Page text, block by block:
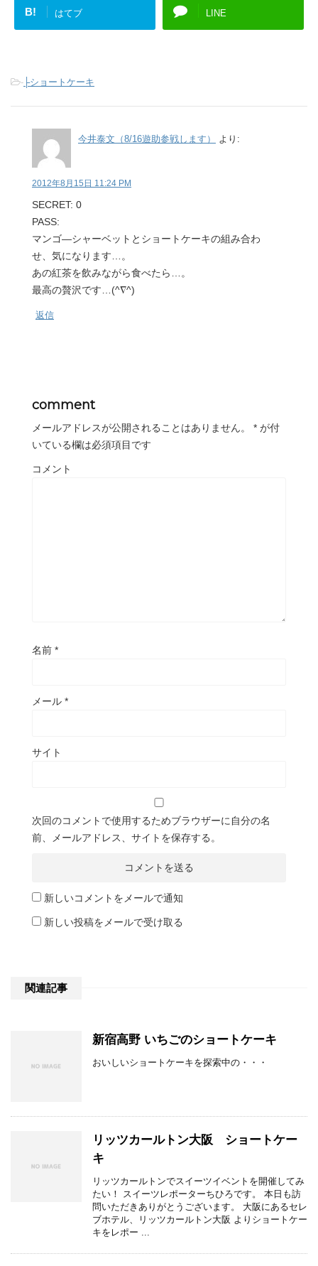
B! はてブ LINE
- ├ショートケーキ
今井泰文（8/16遊助参戦します） より:
2012年8月15日 11:24 PM
SECRET: 0
PASS:
マンゴ―シャーベットとショートケーキの組み合わ
せ、気になります…。
あの紅茶を飲みながら食べたら…。
最高の贅沢です…(^∇^)
返信
comment
メールアドレスが公開されることはありません。 * が付
いている欄は必須項目です
コメント
名前 *
メール *
サイト
次回のコメントで使用するためブラウザーに自分の名
前、メールアドレス、サイトを保存する。
新しいコメントをメールで通知
新しい投稿をメールで受け取る
関連記事
新宿高野 いちごのショートケーキ
おいしいショートケーキを探索中の・・・
リッツカールトン大阪 ショートケー
キ
リッツカールトンでスイーツイベントを開催してみ
たい！ スイーツレポーターちひろです。 本日も訪
問いただきありがとうございます。 大阪にあるセレ
ブホテル、リッツカールトン大阪 よりショートケー
キをレポー ...